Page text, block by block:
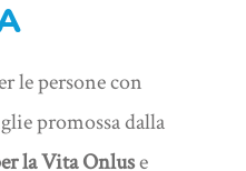
le persone con
promossa dalla
la Vita Onluse